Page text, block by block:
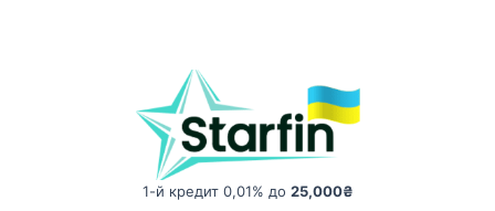
1-й кредит 0,01% до 25,000₴